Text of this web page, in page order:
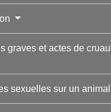
graves et actes de
sexuelles sur un animal